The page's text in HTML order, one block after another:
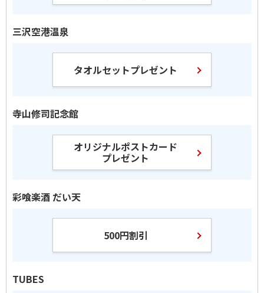
三沢空港温泉
タオルセットプレゼント
寺山修司記念館
オリジナルポストカード
プレゼント
彩喰楽酒 だい天
500円割引
TUBES